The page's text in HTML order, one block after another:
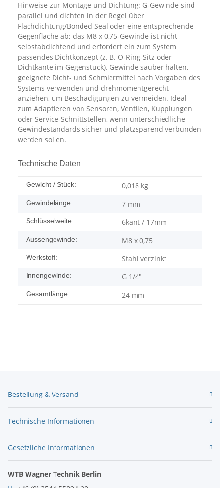
Hinweise zur Montage und Dichtung: G-Gewinde sind
parallel und dichten in der Regel über
Flachdichtung/Bonded Seal oder eine entsprechende
Gegenfläche ab; das M8 x 0,75-Gewinde ist nicht
selbstabdichtend und erfordert ein zum System
passendes Dichtkonzept (z. B. O-Ring-Sitz oder
Dichtkante im Gegenstück). Gewinde sauber halten,
geeignete Dicht- und Schmiermittel nach Vorgaben des
Systems verwenden und drehmomentgerecht
anziehen, um Beschädigungen zu vermeiden. Ideal
zum Adaptieren von Sensoren, Ventilen, Kupplungen
oder Service-Schnittstellen, wenn unterschiedliche
Gewindestandards sicher und platzsparend verbunden
werden sollen.
Technische Daten
Gewicht / Stück: 0,018 kg
Gewindelänge: 7 mm
Schlüsselweite: 6kant / 17mm
Aussengewinde: M8 x 0,75
Werkstoff: Stahl verzinkt
Innengewinde: G 1/4"
Gesamtlänge: 24 mm
Bestellung & Versand
Technische Informationen
Gesetzliche Informationen
WTB Wagner Technik Berlin